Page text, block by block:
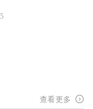
查看更多